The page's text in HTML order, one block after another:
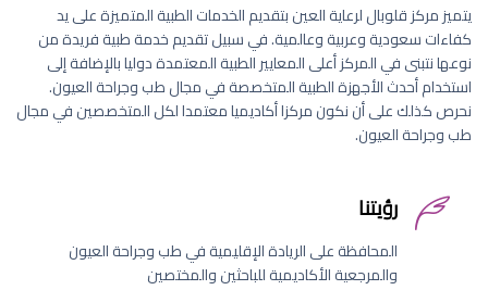
يتميز مركز قلوبال لرعاية العين بتقديم الخدمات الطبية المتميزة على يد
كفاءات سعودية وعربية وعالمية. في سبيل تقديم خدمة طبية فريدة من
نوعها نتبنى في المركز أعلى المعايير الطبية المعتمدة دوليا بالإضافة إلى
استخدام أحدث الأجهزة الطبية المتخصصة في مجال طب وجراحة العيون.
نحرص كذلك على أن نكون مركزا أكاديميا معتمدا لكل المتخصصين في مجال
طب وجراحة العيون.
رؤيتنا
المحافظة على الريادة الإقليمية في طب وجراحة العيون
والمرجعية الأكاديمية للباحثين والمختصين